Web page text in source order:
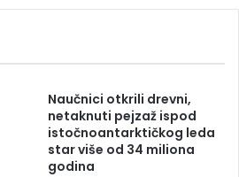
Naučnici otkrili drevni,
netaknuti pejzaž ispod
istočnoantarktičkog leda
star više od 34 miliona
godina